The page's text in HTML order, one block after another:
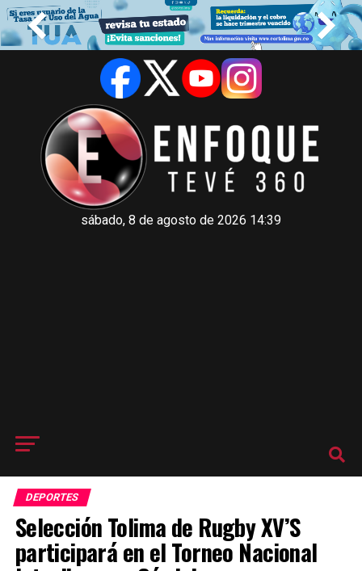
sábado, 8 de agosto de 2026 14:39
DEPORTES
Selección Tolima de Rugby XV’S
participará en el Torneo Nacional